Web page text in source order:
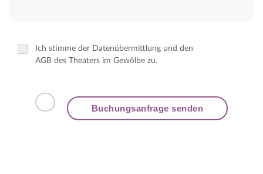
Ich stimme der Datenübermittlung und den
AGB des Theaters im Gewölbe zu.